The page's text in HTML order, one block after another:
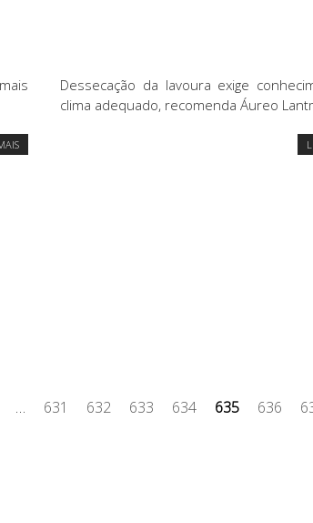
Dessecação da lavoura exige
clima adequado, recomenda Áureo
… 631 632 633 634 635 636